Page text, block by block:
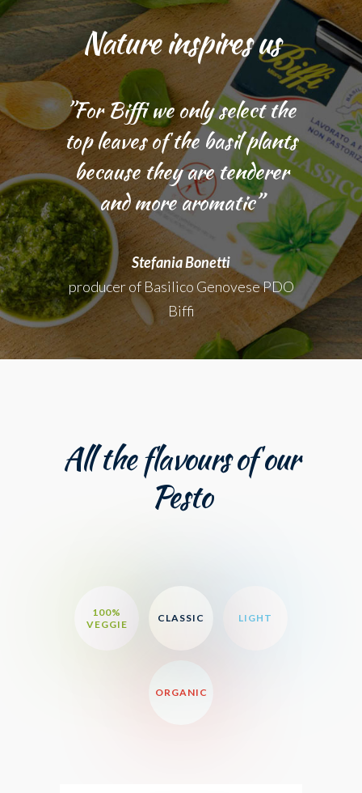
Nature inspires us
”For Biffi we only select the
top leaves of the basil plants
because they are tenderer
and more aromatic”
Stefania Bonetti
producer of Basilico Genovese PDO
Biffi
All the flavours of our
Pesto
100%
VEGGIE
CLASSIC LIGHT
ORGANIC